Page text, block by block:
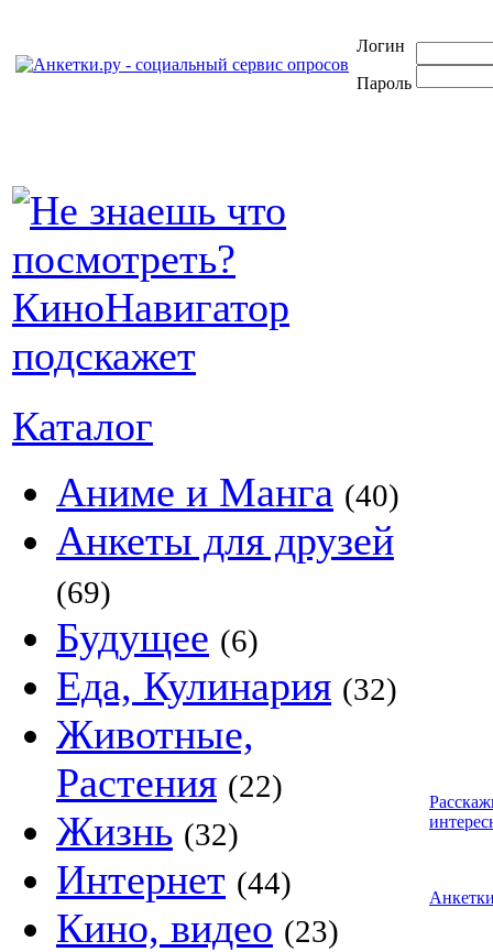
Логин
Пароль
Каталог
Аниме и Манга (40)
Анкеты для друзей
(69)
Будущее (6)
Еда, Кулинария (32)
Животные,
Растения (22)
Жизнь (32)
Интернет (44)
Кино, видео (23)